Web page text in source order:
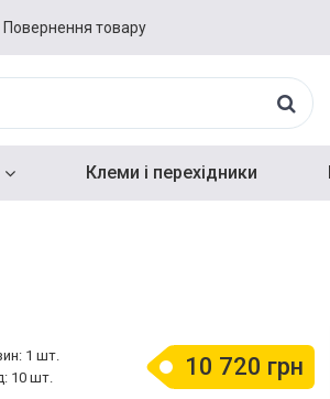
Повернення товару
Клеми і перехідники
10 720 грн
1 шт.
10 шт.